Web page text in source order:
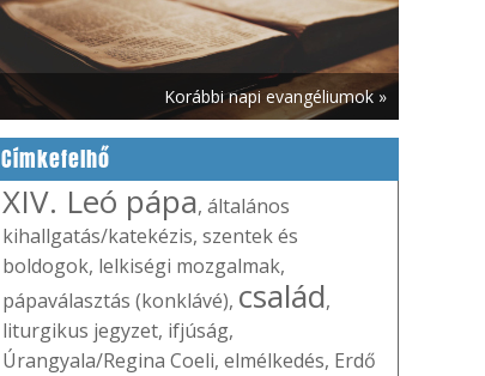
Korábbi napi evangéliumok »
Címkefelhő
XIV. Leó pápa, általános
kihallgatás/katekézis, szentek és
boldogok, lelkiségi mozgalmak,
pápaválasztás (konklávé), család,
liturgikus jegyzet, ifjúság,
Úrangyala/Regina Coeli, elmélkedés, Erdő